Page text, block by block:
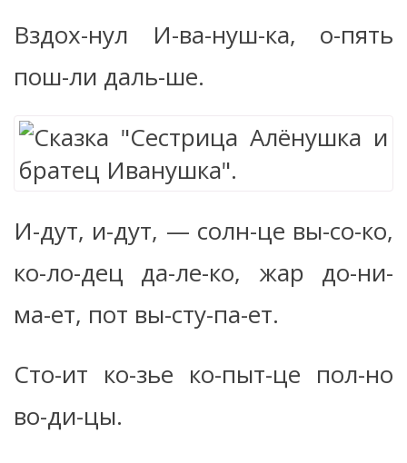
Вздох-нул И-ва-нуш-ка, о-пять
пош-ли даль-ше.
И-дут, и-дут, — солн-це вы-со-ко,
ко-ло-дец да-ле-ко, жар до-ни-
ма-ет, пот вы-сту-па-ет.
Сто-ит ко-зье ко-пыт-це пол-но
во-ди-цы.